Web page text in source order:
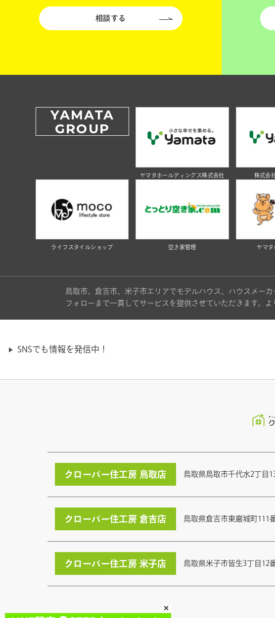
相談する
YAMATA
GROUP
ヤマタホールディングス株式会社 株式会
ライフスタイルショップ 空き家管理 ヤマタ
鳥取市、倉吉市、米子市エリアでモデルハウス、ハウスメー
フォローまで一貫してサービスを提供させていただきます。
SNSでも情報を発信中！
クローバー住工房 鳥取店 鳥取県鳥取市千代水2丁目
クローバー住工房 倉吉店 鳥取県倉吉市東巌城町111
クローバー住工房 米子店 鳥取県米子市皆生3丁目12